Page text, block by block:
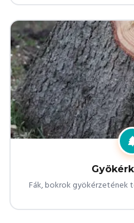
Fák, bokrok gyökérzetének